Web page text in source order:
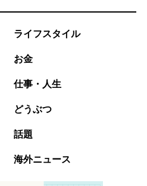
ライフスタイル
お金
仕事・人生
どうぶつ
話題
海外ニュース